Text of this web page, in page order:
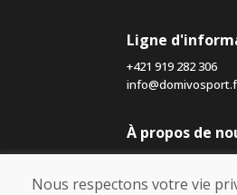
Ligne
+421 919 282 306
À propos de
Blog
À propos de nous
Nous respectons votre vie